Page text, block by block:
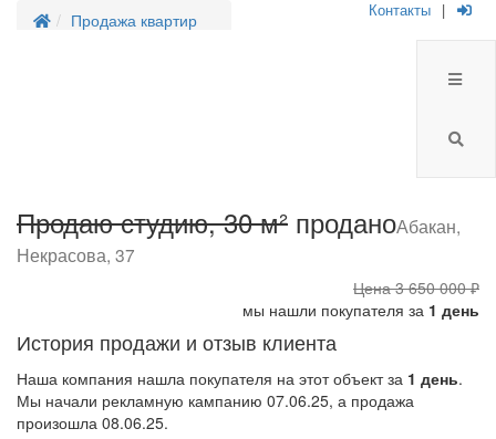
Продажа квартир Контакты |
Продаю студию, 30 м² проданоАбакан,
Некрасова, 37
Цена3 650 000 ₽
мы нашли покупателя за 1 день
История продажи и отзыв клиента
Наша компания нашла покупателя на этот объект за 1 день.
Мы начали рекламную кампанию 07.06.25, а продажа
произошла 08.06.25.